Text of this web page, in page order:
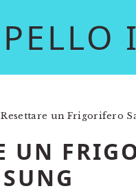
Resettare un Frigorifero
UN